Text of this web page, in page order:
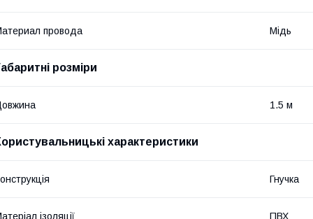
провода Мідь
розміри
1.5 м
характеристики
Гнучка
ізоляції ПВХ